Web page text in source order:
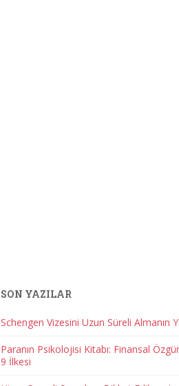
SON YAZILAR
Schengen Vizesini Uzun Süreli Almanın
Paranın Psikolojisi Kitabı: Finansal
9 İlkesi